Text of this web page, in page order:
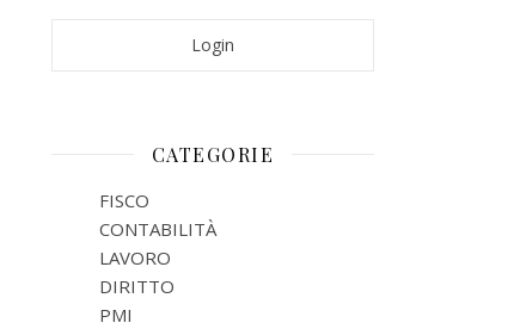
CATEGORIE
FISCO
CONTABILITÀ
LAVORO
DIRITTO
PMI